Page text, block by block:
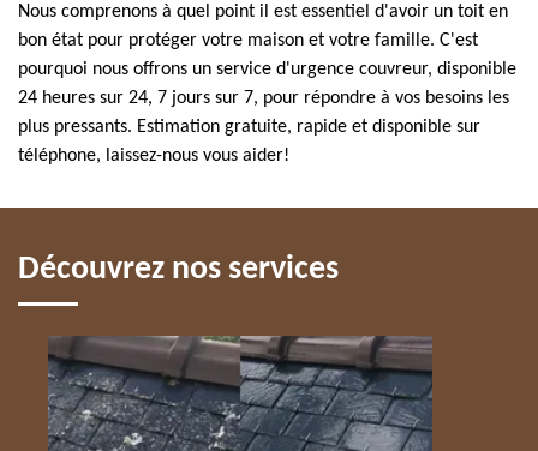
Nous comprenons à quel point il est essentiel d'avoir un toit en
bon état pour protéger votre maison et votre famille. C'est
pourquoi nous offrons un service d'urgence couvreur, disponible
24 heures sur 24, 7 jours sur 7, pour répondre à vos besoins les
plus pressants. Estimation gratuite, rapide et disponible sur
téléphone, laissez-nous vous aider!
Découvrez nos services